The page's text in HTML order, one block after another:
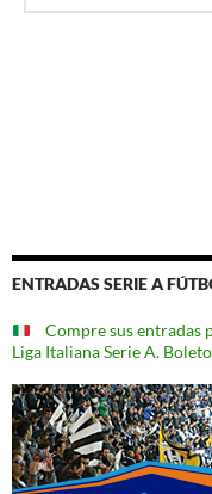
ENTRADAS SERIE A
Compre sus entradas
Liga Italiana Serie A.